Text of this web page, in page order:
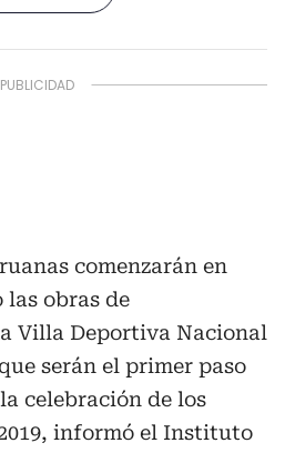
comenzarán en
obras de
Villa Deportiva Nacional
serán el primer paso
celebración de los
informó el Instituto